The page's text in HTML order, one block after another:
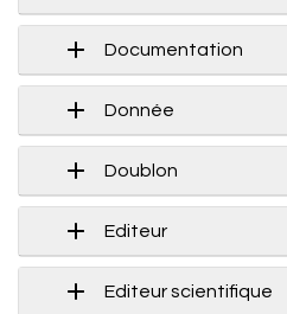
Documentation
Donnée
Doublon
Editeur
Editeur scientifique